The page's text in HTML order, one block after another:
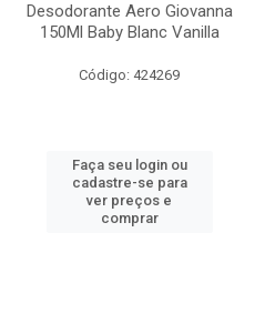
Desodorante Aero Giovanna
150Ml Baby Blanc Vanilla
Código: 424269
Faça seu login ou
cadastre-se para
ver preços e
comprar